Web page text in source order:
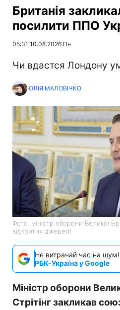
Британія
посилити ППО
05:31 10.08.2026 Пн
Чи вдастся Лондону
ЮЛІЯ МАЛОВІЧКО
Фото: міністр оборони Великої
відкритих джерел)
Не витрачай час на шум!
РБК-Україна у Google
Міністр оборони
Стрітінг закликав